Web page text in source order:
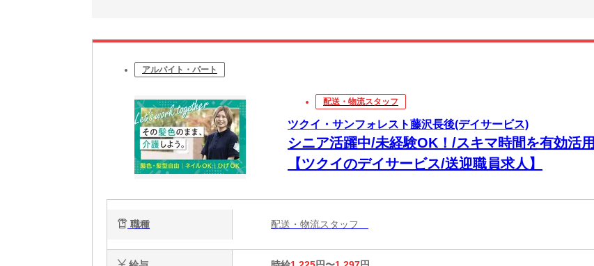
アルバイト・パート
配送・物流スタッフ
ツクイ・サンフォレスト藤沢長後(デイサービス)
シニア活躍中/未経験OK！/スキマ時間を有効活用
【ツクイのデイサービス/送迎職員求人】
職種 配送・物流スタッフ